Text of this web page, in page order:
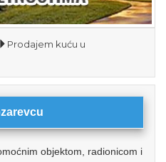
Prodajem kuću u
objektom, radionicom i